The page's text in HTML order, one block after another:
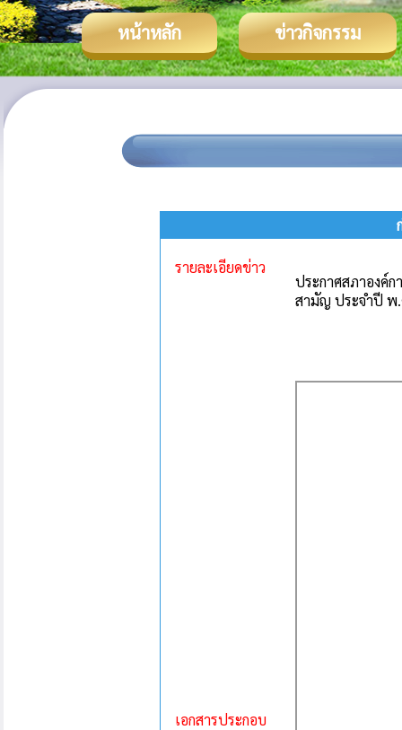
หน้าหลัก ข่าวกิจกรรม
รายละเอียดข่าว
ประกาศสภาองค์
สามัญ ประจำปี พ
เอกสารประกอบ